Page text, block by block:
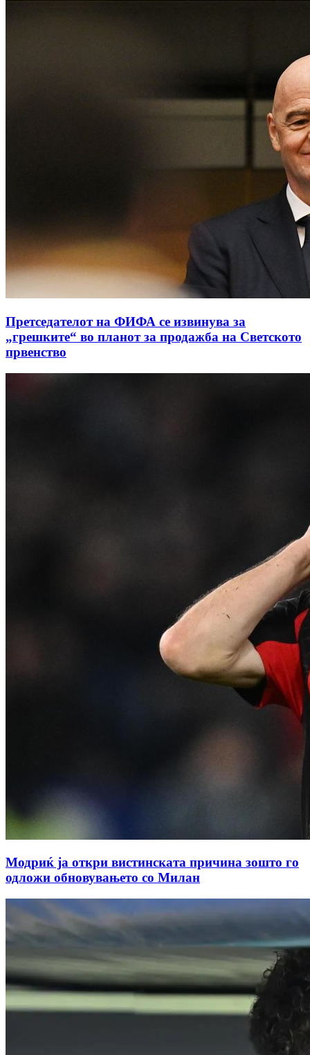
Претседателот на ФИФА се извинува за
„грешките“ во планот за продажба на Светското
првенство
Модриќ ја откри вистинската причина зошто го
одложи обновувањето со Милан